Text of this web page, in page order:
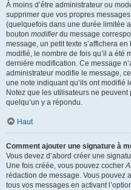
À moins d’être administrateur ou
supprimer que vos propres
(quelquefois dans une durée limitée
bouton modifierdu message
message, un petit texte s’affichera
modifié, le nombre de fois qu’il a été
dernière modification. Ce message
administrateur modifie le message,
une note indiquant qu’ils ont modifié
Notez que les utilisateurs ne
quelqu’un y a répondu.
Haut
Comment ajouter une signature à
Vous devez d’abord créer une
Une fois créée, vous pouvez cocher
rédaction de message. Vous pouvez
tous vos messages en activant